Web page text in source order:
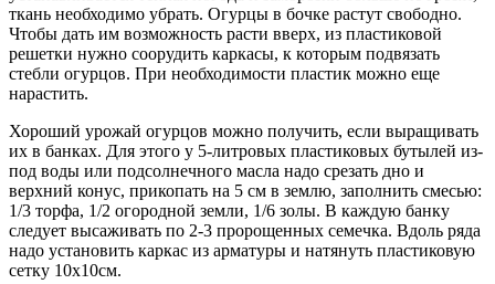
ткань необходимо убрать. Огурцы в бочке растут свободно.
Чтобы дать им возможность расти вверх, из пластиковой
решетки нужно соорудить каркасы, к которым подвязать
стебли огурцов. При необходимости пластик можно еще
нарастить.
Хороший урожай огурцов можно получить, если выращивать
их в банках. Для этого у 5-литровых пластиковых бутылей из-
под воды или подсолнечного масла надо срезать дно и
верхний конус, прикопать на 5 см в землю, заполнить смесью:
1/3 торфа, 1/2 огородной земли, 1/6 золы. В каждую банку
следует высаживать по 2-3 пророщенных семечка. Вдоль ряда
надо установить каркас из арматуры и натянуть пластиковую
сетку 10х10см.